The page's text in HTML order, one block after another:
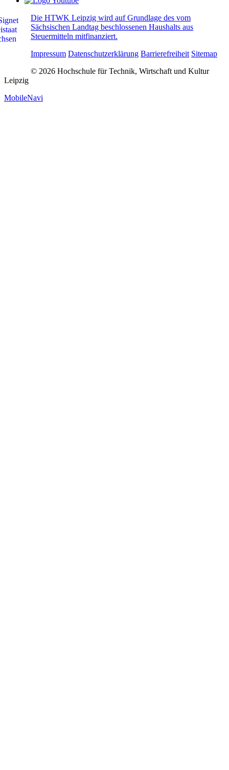
Die HTWK Leipzig wird auf Grundlage des vom
Sächsischen Landtag beschlossenen Haushalts aus
Steuermitteln mitfinanziert.
Impressum Datenschutzerklärung Barrierefreiheit Sitemap
© 2026 Hochschule für Technik, Wirtschaft und Kultur
Leipzig
MobileNavi